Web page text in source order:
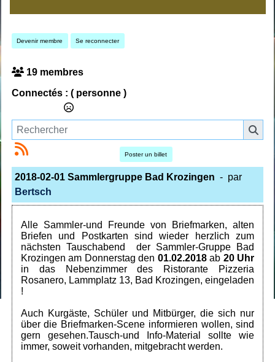
Devenir membre Se reconnecter
19 membres
Connectés : ( personne )
Poster un billet
2018-02-01 Sammlergruppe Bad Krozingen - par
Bertsch
Alle Sammler-und Freunde von Briefmarken, alten
Briefen und Postkarten sind wieder herzlich zum
nächsten Tauschabend der Sammler-Gruppe Bad
Krozingen am Donnerstag den 01.02.2018ab 20 Uhr
in das Nebenzimmer des Ristorante Pizzeria
Rosanero, Lammplatz 13, Bad Krozingen, eingeladen
!
Auch Kurgäste, Schüler und Mitbürger, die sich nur
über die Briefmarken-Scene informieren wollen, sind
gern gesehen.Tausch-und Info-Material sollte wie
immer, soweit vorhanden, mitgebracht werden.